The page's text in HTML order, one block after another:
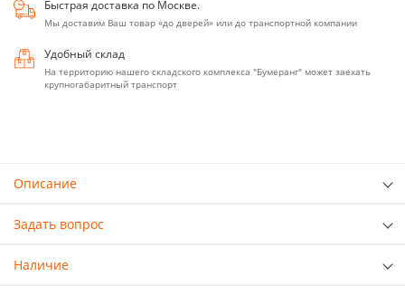
Быстрая доставка по Москве.
Мы доставим Ваш товар «до дверей» или до транспортной компании
Удобный склад
На территорию нашего складского комплекса "Бумеранг" может заехать
крупногабаритный транспорт
Описание
Задать вопрос
Наличие